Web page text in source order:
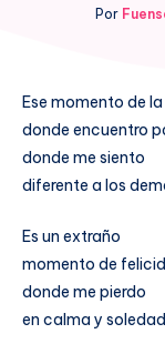
Por
Ese momento de
donde encuentro
donde me siento
diferente a los
Es un extraño
momento de
donde me pierdo
en calma y